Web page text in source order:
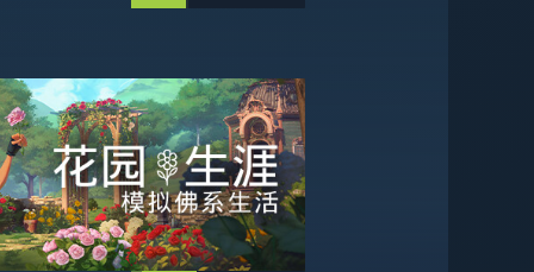
-60% $49.99$19.99
-50% $39.99$19.99